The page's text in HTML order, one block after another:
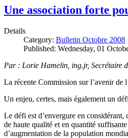
Une association forte
Details
Category: Bulletin Octobre 2008
Published: Wednesday, 01
Par : Lorie Hamelin, ing.jr, Secrétaire
La récente Commission sur l’avenir
Un enjeu, certes, mais également un
Le défi est d’envergure en
de haute qualité et en quantité
d’augmentation de la population